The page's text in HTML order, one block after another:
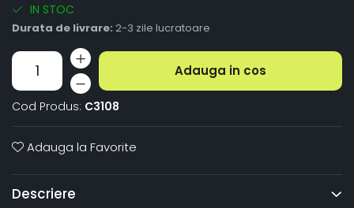
IN STOC
Durata de livrare: 2-3 zile lucratoare
Adauga in cos
Cod Produs: C3108
Adauga la Favorite
Descriere